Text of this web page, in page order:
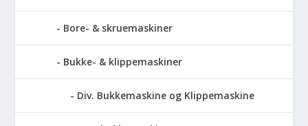
Bore- & skruemaskiner
Bukke- & klippemaskiner
Div. Bukkemaskine og Klippemaskine